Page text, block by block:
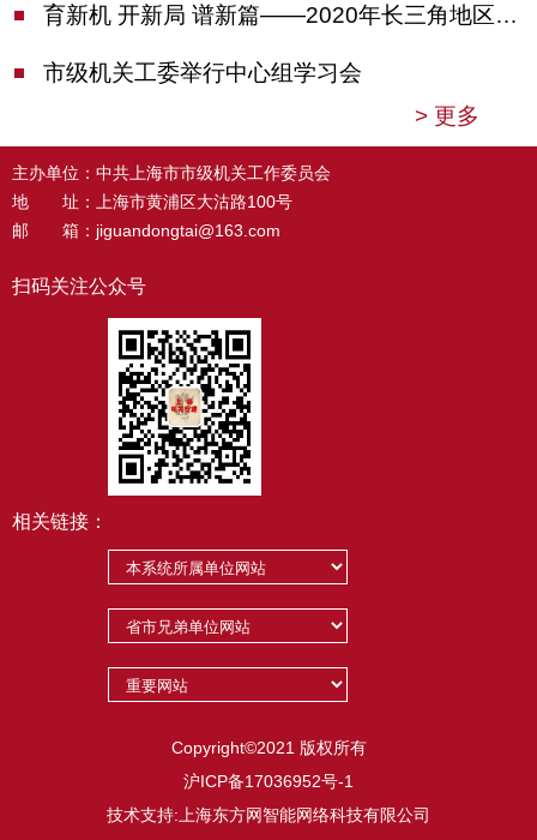
育新机 开新局 谱新篇——2020年长三角地区机关党建工作研讨会在南京召开
市级机关工委举行中心组学习会
> 更多